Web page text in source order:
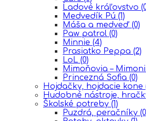
Ĺadové kráľovstvo
Medvedík Pú (1)
Máša a medveď (0)
Paw patrol (0)
Minnie (4)
Prasiatko Peppa (2)
LoL (0)
Mimoňovia – Mimoni
Princezná Sofia (0)
Hojdačky, hojdacie kone
Hudobné nástroje,
Školské potreby (1)
Puzdrá, peračníky